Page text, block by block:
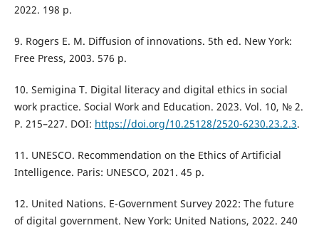
2022. 198 p.
9. Rogers E. M. Diffusion of innovations. 5th ed. New York:
Free Press, 2003. 576 p.
10. Semigina T. Digital literacy and digital ethics in social
work practice. Social Work and Education. 2023. Vol. 10, № 2.
P. 215–227. DOI: https://doi.org/10.25128/2520-6230.23.2.3.
11. UNESCO. Recommendation on the Ethics of Artificial
Intelligence. Paris: UNESCO, 2021. 45 p.
12. United Nations. E-Government Survey 2022: The future
of digital government. New York: United Nations, 2022. 240